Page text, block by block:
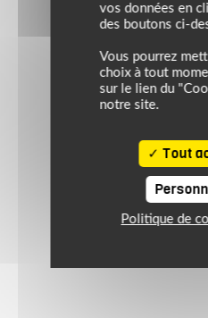
vos données en
des boutons ci-
Vous pourrez
choix à tout
sur le lien du
notre site.
Tout
Politique de